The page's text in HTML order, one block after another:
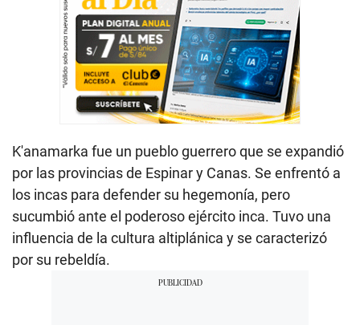
K'anamarka fue un pueblo guerrero que se expandió
por las provincias de Espinar y Canas. Se enfrentó a
los incas para defender su hegemonía, pero
sucumbió ante el poderoso ejército inca. Tuvo una
influencia de la cultura altiplánica y se caracterizó
por su rebeldía.